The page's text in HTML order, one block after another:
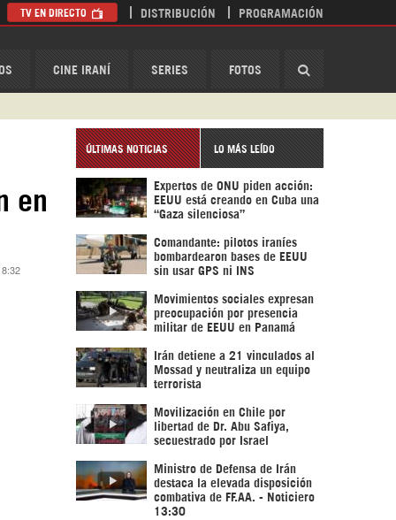
CINE IRANÍ SERIES FOTOS
TV EN DIRECTO DISTRIBUCIÓN PROGRAMACIÓN
en
ÚLTIMAS NOTICIAS LO MÁS LEÍDO
Expertos de ONU piden acción:
EEUU está creando en Cuba una
“Gaza silenciosa”
Comandante: pilotos iraníes
bombardearon bases de EEUU
sin usar GPS ni INS
Movimientos sociales expresan
preocupación por presencia
militar de EEUU en Panamá
Irán detiene a 21 vinculados al
Mossad y neutraliza un equipo
terrorista
Movilización en Chile por
libertad de Dr. Abu Safiya,
secuestrado por Israel
Ministro de Defensa de Irán
destaca la elevada disposición
combativa de FF.AA. - Noticiero
13:30